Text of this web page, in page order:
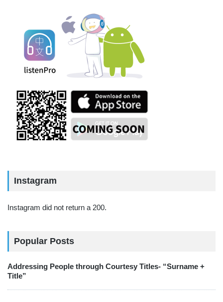
Instagram
Instagram did not return a 200.
Popular Posts
Addressing People through Courtesy Titles- “Surname +
Title”